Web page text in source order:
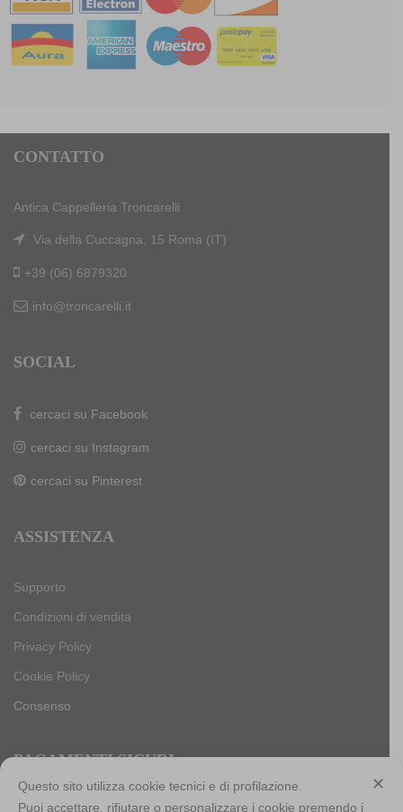
CONTATTO
Antica Cappelleria Troncarelli
Via della Cuccagna, 15 Roma (IT)
+39 (06) 6879320
info@troncarelli.it
SOCIAL
cercaci su Facebook
cercaci su Instagram
cercaci su Pinterest
ASSISTENZA
Supporto
Condizioni di vendita
Privacy Policy
Cookie Policy
Consenso
PAGAMENTI SICURI
✕
Questo sito utilizza cookie tecnici e di profilazione.
Puoi accettare, rifiutare o personalizzare i cookie premendo i